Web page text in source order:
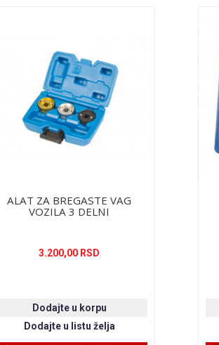
ALAT ZA BREGASTE VAG
VOZILA 3 DELNI
3.200,00 RSD